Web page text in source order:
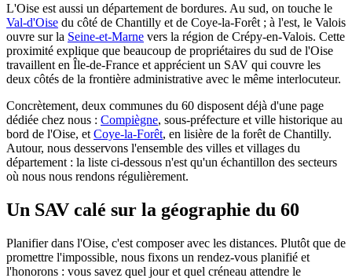
L'Oise est aussi un département de bordures. Au sud, on touche le
Val-d'Oise du côté de Chantilly et de Coye-la-Forêt ; à l'est, le Valois
ouvre sur la Seine-et-Marne vers la région de Crépy-en-Valois. Cette
proximité explique que beaucoup de propriétaires du sud de l'Oise
travaillent en Île-de-France et apprécient un SAV qui couvre les
deux côtés de la frontière administrative avec le même interlocuteur.
Concrètement, deux communes du 60 disposent déjà d'une page
dédiée chez nous : Compiègne, sous-préfecture et ville historique au
bord de l'Oise, et Coye-la-Forêt, en lisière de la forêt de Chantilly.
Autour, nous desservons l'ensemble des villes et villages du
département : la liste ci-dessous n'est qu'un échantillon des secteurs
où nous nous rendons régulièrement.
Un SAV calé sur la géographie du 60
Planifier dans l'Oise, c'est composer avec les distances. Plutôt que de
promettre l'impossible, nous fixons un rendez-vous planifié et
l'honorons : vous savez quel jour et quel créneau attendre le